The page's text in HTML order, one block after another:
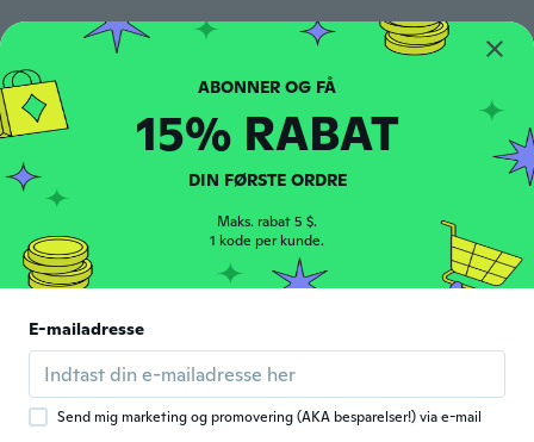
Ola
for ca. 2 år siden
Tilmeldt 2019 · 13 anmeldelser
Bom. Recomendo.
for ca. 2 år siden
E Tilmeldt 2022
Excellent
for ca. 2 år siden
15% RABAT
DIN FØRSTE ORDRE
Maks. rabat 5 $.
1 kode per kunde.
E-mailadresse
Send mig marketing og promovering (AKA besparelser!) via e-mail